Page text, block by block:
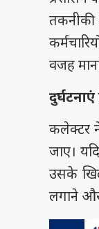
वजह
कलेक्टर ने
जाए।
उसके
लगाने और